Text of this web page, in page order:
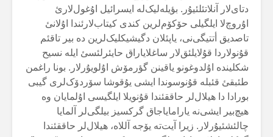
دتای‌لار آنلاتئلئیۇر. بؤیلەلیک‌لە ایسرائیل اۇغول‌لارئ
اۇروچ‌لا ایلگیلی حۆکۆم‌لرین کندی کیتاب‌لارئندا اۇلانئ
تاصدیق أتتیگی‌نی، یاپئلان دگیشیکلیک‌لرین دە بیر تاقئم
قۇنولاردا قۇلایلئق‌لار ساغلایاراق حایئرلئسئ ایلە نسیح
شکلیندە اۇلدوغونو یاقینن گؤرمۆش اۇلویۇرلار. بونا راغمن
طئبقئ قئبلە قۇنوسوندا ایشی یۇقوشا سۆردۆک‌لری گیبی
بورادا دا هیلال‌لر حاققئندا قۇنویلا ایلگیسی اۇلمایان وە
هیچ‌بیر ایشی‌نە یارامایاجاق گرکسیز بیلگی‌لر آلمایا
چالئشئیۇرلار. زیرا آیت‌تە یۆجە آللاە، هیلال‌لر حاققئندا